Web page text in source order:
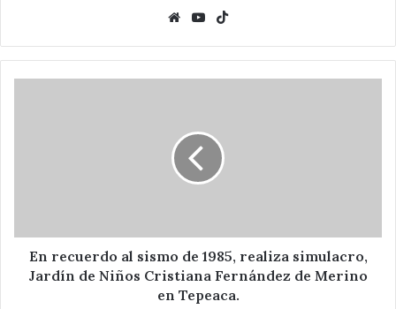
WebsiteYouTube
Jardín
Niños
En recuerdo al sismo de 1985, realiza simulacro,
Jardín de Niños Cristiana Fernández de Merino
en Tepeaca.